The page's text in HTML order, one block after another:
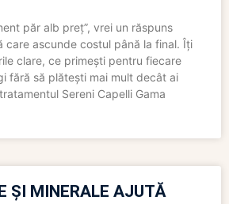
păr alb preț”, vrei un răspuns
care ascunde costul până la final. Îți
clare, ce primești pentru fiecare
fără să plătești mai mult decât ai
Sereni Capelli Gama
ȘI MINERALE AJUTĂ